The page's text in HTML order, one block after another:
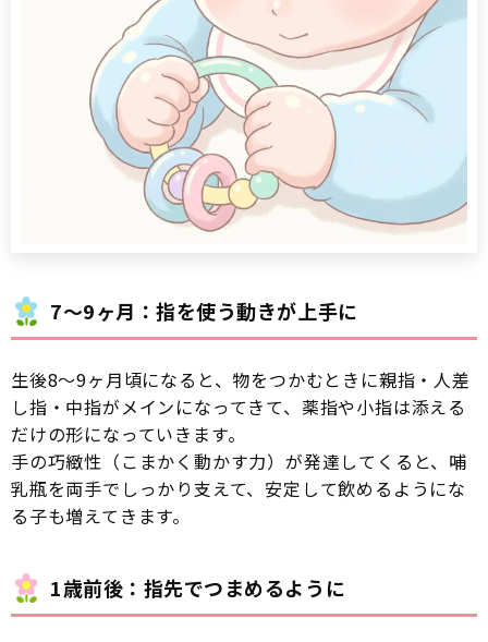
7〜9ヶ月：指を使う動きが上手に
生後8〜9ヶ月頃になると、物をつかむときに親指・人差
し指・中指がメインになってきて、薬指や小指は添える
だけの形になっていきます。
手の巧緻性（こまかく動かす力）が発達してくると、哺
乳瓶を両手でしっかり支えて、安定して飲めるようにな
る子も増えてきます。
1歳前後：指先でつまめるように